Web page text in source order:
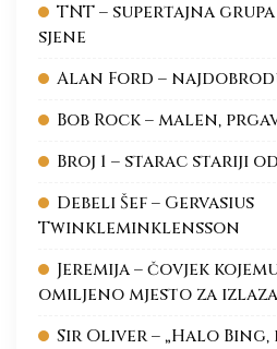
TNT – supertajna
sjene
Alan Ford –
Bob Rock – malen,
Broj 1 – starac stariji
Debeli Šef – Gervasius
Twinkleminklensson
Jeremija – čovjek
omiljeno mjesto za
Sir Oliver – „Halo Bing,